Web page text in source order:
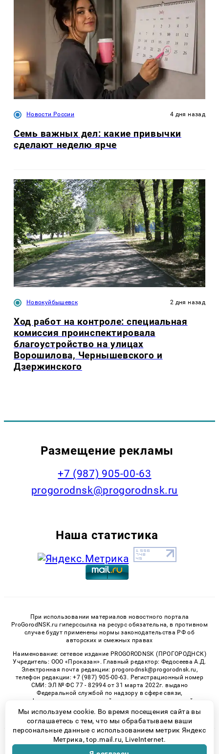
Новости России 4 дня назад
Семь важных дел: какие привычки
сделают неделю ярче
Новокуйбышевск 2 дня назад
Ход работ на контроле: специальная
комиссия проинспектировала
благоустройство на улицах
Ворошилова, Чернышевского и
Дзержинского
Размещение рекламы
+7 (987) 905-00-63
progorodnsk@progorodnsk.ru
Наша статистика
При использовании материалов новостного портала
ProGorodNSK.ru гиперссылка на ресурс обязательна, в противном
случае будут применены нормы законодательства РФ об
авторских и смежных правах
Наименование: сетевое издание PROGORODNSK (ПРОГОРОДНСК)
Учредитель: ООО «Проказан». Главный редактор: Федосеева А.Д.
Электронная почта редакции: progorodnsk@progorodnsk.ru,
телефон редакции: +7 (987) 905-00-63. Регистрационный номер
СМИ: ЭЛ № ФС 77 - 82994 от 31 марта 2022г. выдано
Федеральной службой по надзору в сфере связи,
информационных технологий и массовых коммуникаций.
Возрастная категория сайта 16+.
© 2026 «progorodnsk» | Все права защищены
Мы используем cookie. Во время посещения сайта вы
соглашаетесь с тем, что мы обрабатываем ваши
персональные данные с использованием метрик Яндекс
Метрика, top.mail.ru, LiveInternet.